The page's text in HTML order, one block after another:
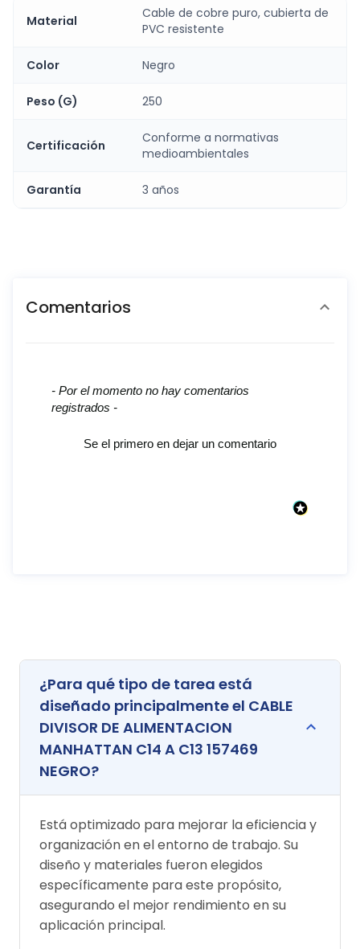
Material
Cable de cobre puro, cubierta de
PVC resistente
Color Negro
Peso (G) 250
Certificación
Conforme a normativas
medioambientales
Garantía 3 años
Comentarios
- Por el momento no hay comentarios
registrados -
Se el primero en dejar un comentario
New content loaded
¿Para qué tipo de tarea está
diseñado principalmente el CABLE
DIVISOR DE ALIMENTACION
MANHATTAN C14 A C13 157469
NEGRO?
Está optimizado para mejorar la eficiencia y
organización en el entorno de trabajo. Su
diseño y materiales fueron elegidos
específicamente para este propósito,
asegurando el mejor rendimiento en su
aplicación principal.